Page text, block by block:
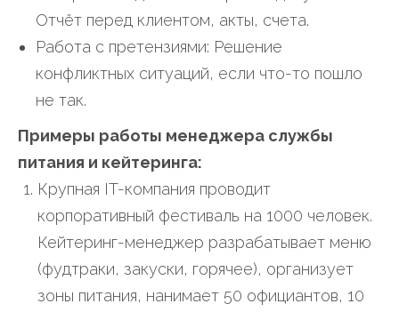
Отчёт перед клиентом, акты, счета.
Работа с претензиями: Решение
конфликтных ситуаций, если что-то пошло
не так.
Примеры работы менеджера службы
питания и кейтеринга:
Крупная IT-компания проводит
корпоративный фестиваль на 1000 человек.
Кейтеринг-менеджер разрабатывает меню
(фудтраки, закуски, горячее), организует
зоны питания, нанимает 50 официантов, 10